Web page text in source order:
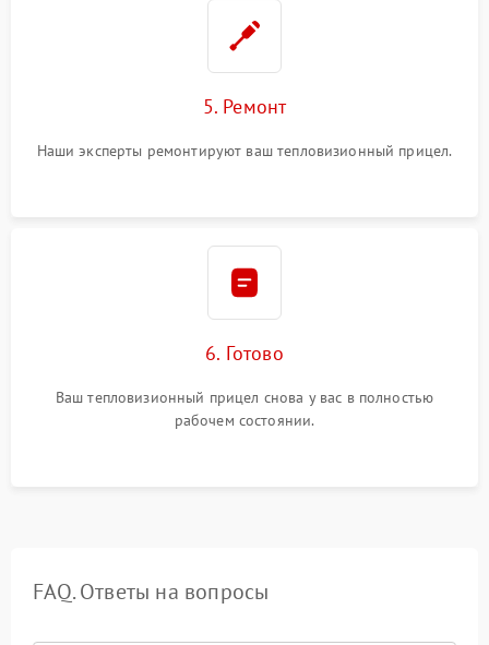
5. Ремонт
Наши эксперты ремонтируют ваш тепловизионный прицел.
6. Готово
Ваш тепловизионный прицел снова у вас в полностью
рабочем состоянии.
FAQ. Ответы на вопросы